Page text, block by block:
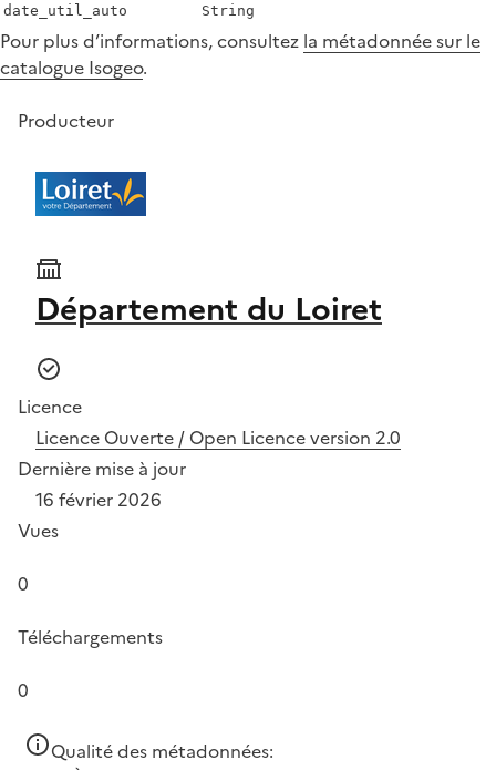
date_util_auto
String
Pour plus d’informations, consultez la métadonnée sur le
catalogue Isogeo.
Producteur
Département du Loiret
Licence
Licence Ouverte / Open Licence version 2.0
Dernière mise à jour
16 février 2026
Vues
0
Téléchargements
0
Qualité des métadonnées: